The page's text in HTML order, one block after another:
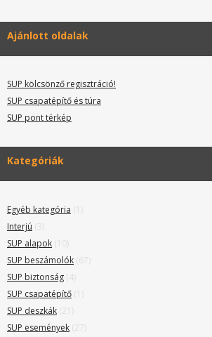
Ajánlott oldalak
SUP kölcsönző regisztráció!
SUP csapatépítő és túra
SUP pont térkép
Kategóriák
Egyéb kategória (1)
Interjú (3)
SUP alapok (10)
SUP beszámolók (67)
SUP biztonság (4)
SUP csapatépítő (1)
SUP deszkák (21)
SUP események (27)